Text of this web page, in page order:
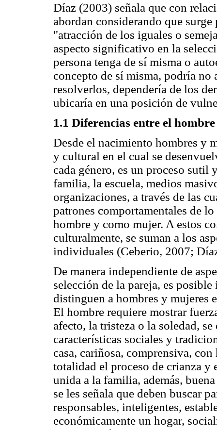
Díaz (2003) señala que con
abordan considerando que
"atracción de los iguales o
aspecto significativo en la
persona tenga de sí misma o
concepto de sí misma, podría no
resolverlos, dependería de los
ubicaría en una posición de
1.1 Diferencias entre el
Desde el nacimiento hombres y
y cultural en el cual se
cada género, es un proceso
familia, la escuela, medios
organizaciones, a través de las
patrones comportamentales de
hombre y como mujer. A estos
culturalmente, se suman a los
individuales (Ceberio, 2007;
De manera independiente de
selección de la pareja, es
distinguen a hombres y mujeres
El hombre requiere mostrar
afecto, la tristeza o la soledad,
características sociales y
casa, cariñosa, comprensiva,
totalidad el proceso de crianza y
unida a la familia, además,
se les señala que deben buscar
responsables, inteligentes,
económicamente un hogar,